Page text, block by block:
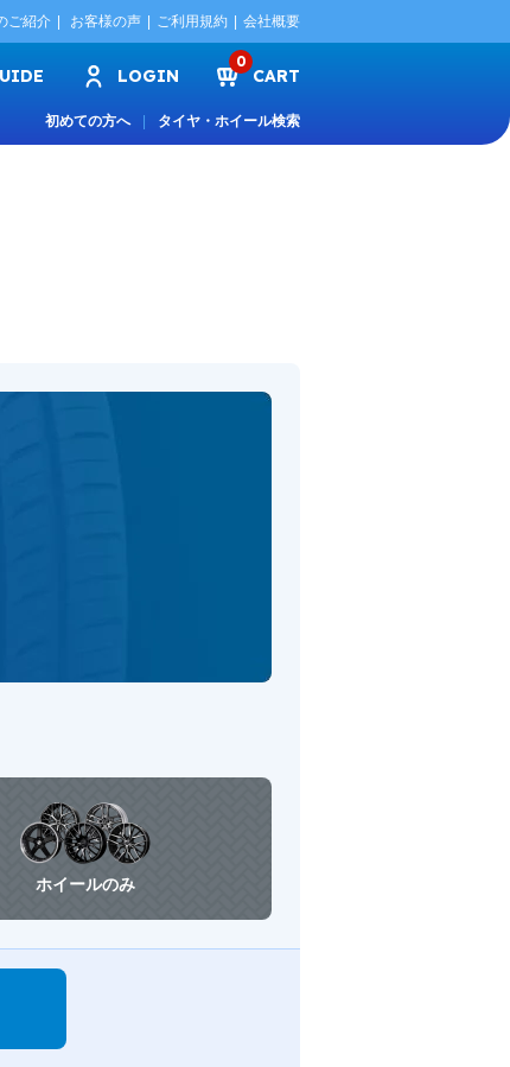
ご紹介 お客様の声 ご利用規約 会社概要
LOGIN
0
CART
初めての方へ タイヤ・ホイール検索
ホイールのみ